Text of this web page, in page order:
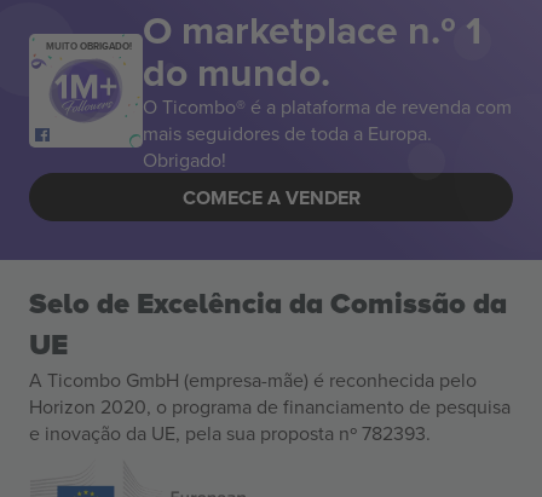
MUITO OBRIGADO! O marketplace n.º 1
do mundo.
O Ticombo® é a plataforma de revenda com
mais seguidores de toda a Europa.
Obrigado!
COMECE A VENDER
Selo de Excelência da Comissão da
UE
A Ticombo GmbH (empresa-mãe) é reconhecida pelo
Horizon 2020, o programa de financiamento de pesquisa
e inovação da UE, pela sua proposta nº 782393.